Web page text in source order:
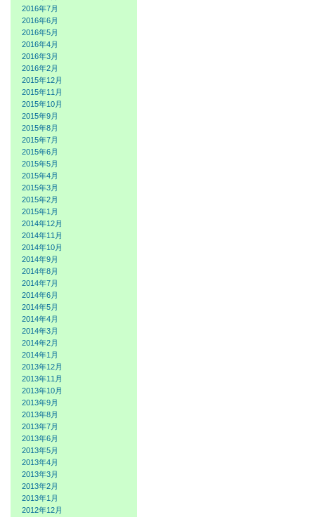
2016年7月
2016年6月
2016年5月
2016年4月
2016年3月
2016年2月
2015年12月
2015年11月
2015年10月
2015年9月
2015年8月
2015年7月
2015年6月
2015年5月
2015年4月
2015年3月
2015年2月
2015年1月
2014年12月
2014年11月
2014年10月
2014年9月
2014年8月
2014年7月
2014年6月
2014年5月
2014年4月
2014年3月
2014年2月
2014年1月
2013年12月
2013年11月
2013年10月
2013年9月
2013年8月
2013年7月
2013年6月
2013年5月
2013年4月
2013年3月
2013年2月
2013年1月
2012年12月